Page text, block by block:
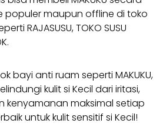
populer maupun offline di toko
RAJASUSU, TOKO SUSU
bayi anti ruam seperti MAKUKU,
kulit si Kecil dari iritasi,
kenyamanan maksimal setiap
untuk kulit sensitif si Kecil!